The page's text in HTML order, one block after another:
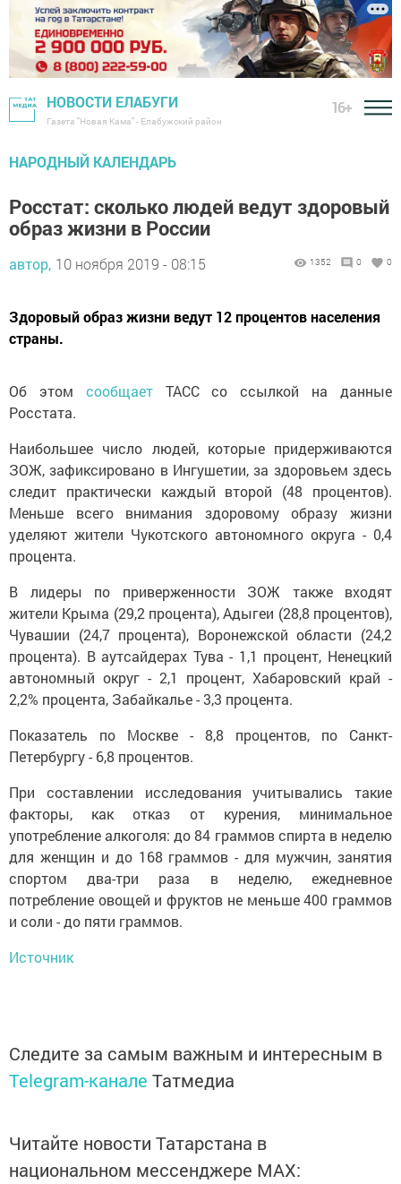
НОВОСТИ ЕЛАБУГИ
Газета "Новая Кама" - Елабужский район
16+
НАРОДНЫЙ КАЛЕНДАРЬ
Росстат: сколько людей ведут здоровый
образ жизни в России
автор, 10 ноября 2019 - 08:15 1352 0 0
Здоровый образ жизни ведут 12 процентов населения
страны.
Об этом сообщаетТАСС со ссылкой на данные
Росстата.
Наибольшее число людей, которые придерживаются
ЗОЖ, зафиксировано в Ингушетии, за здоровьем здесь
следит практически каждый второй (48 процентов).
Меньше всего внимания здоровому образу жизни
уделяют жители Чукотского автономного округа - 0,4
процента.
В лидеры по приверженности ЗОЖ также входят
жители Крыма (29,2 процента), Адыгеи (28,8 процентов),
Чувашии (24,7 процента), Воронежской области (24,2
процента). В аутсайдерах Тува - 1,1 процент, Ненецкий
автономный округ - 2,1 процент, Хабаровский край -
2,2% процента, Забайкалье - 3,3 процента.
Показатель по Москве - 8,8 процентов, по Санкт-
Петербургу - 6,8 процентов.
При составлении исследования учитывались такие
факторы, как отказ от курения, минимальное
употребление алкоголя: до 84 граммов спирта в неделю
для женщин и до 168 граммов - для мужчин, занятия
спортом два-три раза в неделю, ежедневное
потребление овощей и фруктов не меньше 400 граммов
и соли - до пяти граммов.
Источник
Следите за самым важным и интересным в
Telegram-канале Татмедиа
Читайте новости Татарстана в
национальном мессенджере MАХ: